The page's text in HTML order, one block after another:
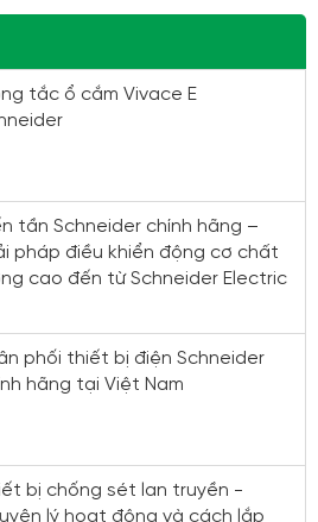
tắc ổ cắm Vivace E
tần Schneider chính hãng –
pháp điều khiển động cơ chất
cao đến từ Schneider Electric
phối thiết bị điện Schneider
hãng tại Việt Nam
bị chống sét lan truyền -
lý hoạt động và cách lắp